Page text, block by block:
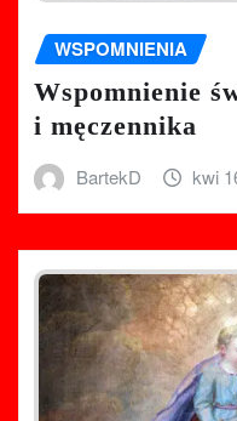
WSPOMNIENIA
Wspomnienie
i męczennika
BartekD kwi